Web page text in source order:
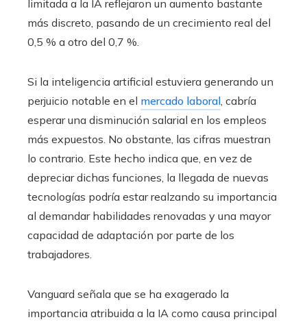
limitada a la IA reflejaron un aumento bastante
más discreto, pasando de un crecimiento real del
0,5 % a otro del 0,7 %.
Si la inteligencia artificial estuviera generando un
perjuicio notable en el mercado laboral , cabría
esperar una disminución salarial en los empleos
más expuestos. No obstante, las cifras muestran
lo contrario. Este hecho indica que, en vez de
depreciar dichas funciones, la llegada de nuevas
tecnologías podría estar realzando su importancia
al demandar habilidades renovadas y una mayor
capacidad de adaptación por parte de los
trabajadores.
Vanguard señala que se ha exagerado la
importancia atribuida a la IA como causa principal